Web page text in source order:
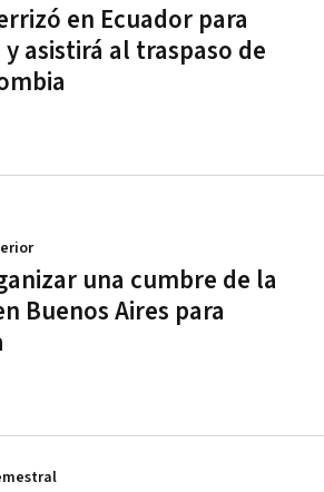
en Ecuador para
asistirá al traspaso de
una cumbre de la
Buenos Aires para